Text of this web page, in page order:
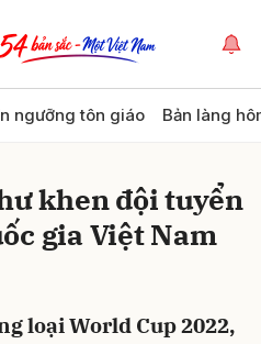
ngưỡng tôn giáo Bản làng
khen đội tuyển
gia Việt Nam
loại World Cup 2022,
Hủy Gửi